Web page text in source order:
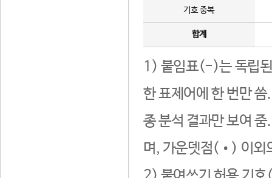
기호 중복
합계
1) 붙임표(-)는 독립된
한 표제어에 한 번만
종 분석 결과만 보여
며, 가운뎃점(•) 이외